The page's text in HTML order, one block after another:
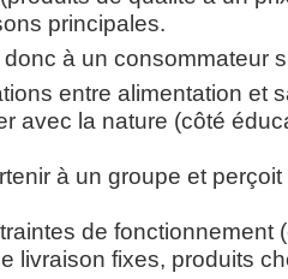
principales.
à un consommateur
entre alimentation et
avec la nature (côté
à un groupe et
de fonctionnement
livraison fixes, produits